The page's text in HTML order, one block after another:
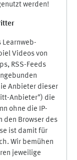
werden!
Learnweb-
Videos von
RSS-Feeds
Anbieter dieser
Anbieter") die
ohne die IP-
den Browser des
ist damit für
Wir bemühen
jeweilige